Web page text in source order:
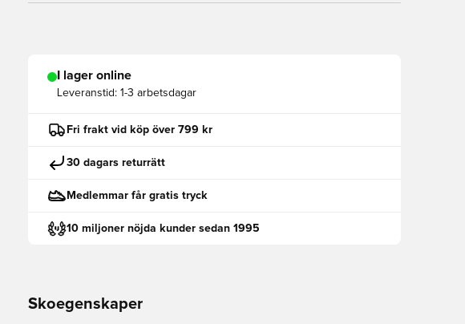
I lager online
Leveranstid: 1-3 arbetsdagar
Fri frakt vid köp över 799 kr
30 dagars returrätt
Medlemmar får gratis tryck
10 miljoner nöjda kunder sedan 1995
Skoegenskaper